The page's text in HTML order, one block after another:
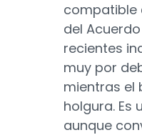
compatible
del
recientes
muy por
mientras el
holgura. Es
aunque